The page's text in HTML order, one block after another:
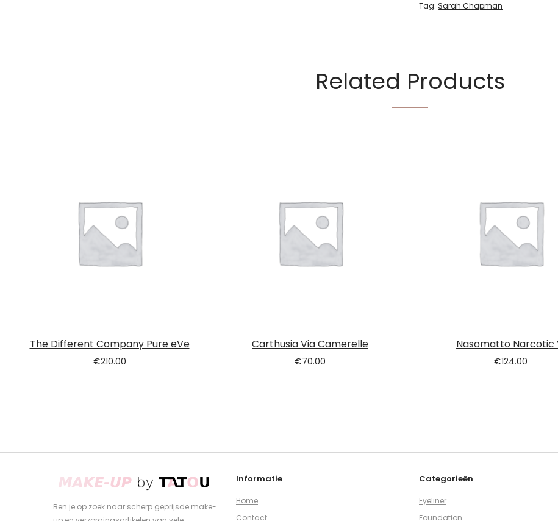
Tag: Sarah Chapman
Related Products
The Different Company Pure eVe
€210.00
Carthusia Via Camerelle
€70.00
Nasomatto Narcotic
€124.00
Ben je op zoek naar scherp geprijsde make-
Informatie
Home
Contact
Categorieën
Eyeliner
Foundation